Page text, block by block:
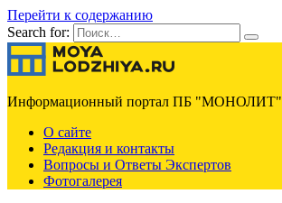
Перейти к содержанию
Search for:
Информационный портал ПБ "МОНОЛИТ"
О сайте
Редакция и контакты
Вопросы и Ответы Экспертов
Фотогалерея